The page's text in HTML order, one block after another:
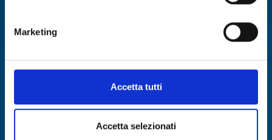
Marketing
Accetta tutti
Accetta selezionati
DISCOVER MORE →
Expires on31 agosto 2026